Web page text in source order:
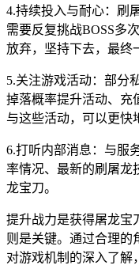
4.持续投入与耐心：刷
需要反复挑战BOSS多
放弃，坚持下去，最终
5.关注游戏活动：部分
掉落概率提升活动、充
与这些活动，可以更快
6.打听内部消息：与服
率情况、最新的刷屠龙
龙宝刀。
提升战力是获得屠龙宝
则是关键。通过合理的
对游戏机制的深入了解